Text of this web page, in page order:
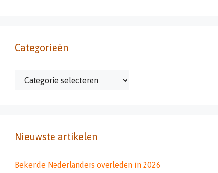
Categorieën
Categorieën
Nieuwste artikelen
Bekende Nederlanders overleden in 2026